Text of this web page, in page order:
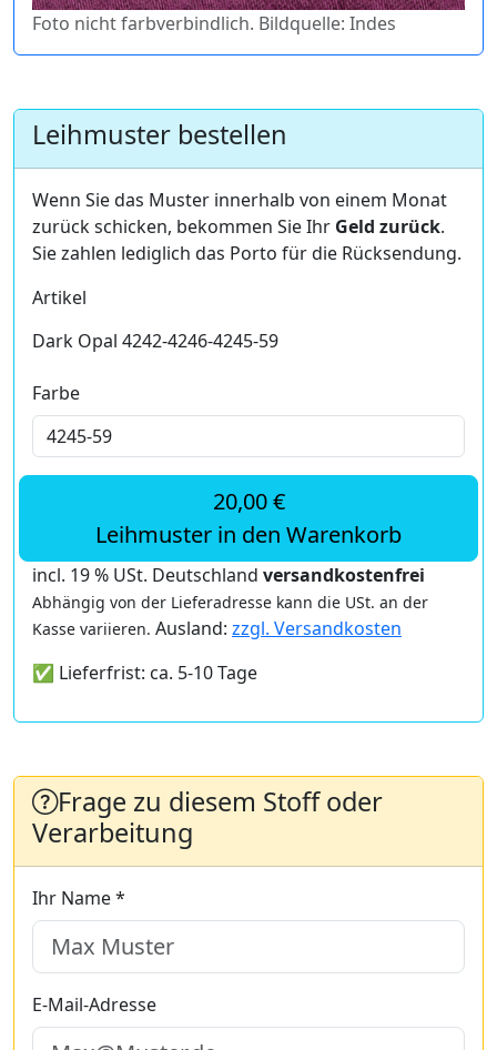
Foto nicht farbverbindlich. Bildquelle: Indes
Leihmuster bestellen
Wenn Sie das Muster innerhalb von einem Monat
zurück schicken, bekommen Sie Ihr Geld zurück.
Sie zahlen lediglich das Porto für die Rücksendung.
Artikel
Dark Opal 4242-4246-4245-59
Farbe
20,00 €
Leihmuster in den Warenkorb
incl. 19 % USt. Deutschland versandkostenfrei
Abhängig von der Lieferadresse kann die USt. an der
Kasse variieren. Ausland: zzgl. Versandkosten
✅ Lieferfrist: ca. 5-10 Tage
Frage zu diesem Stoff oder
Verarbeitung
Ihr Name *
E-Mail-Adresse